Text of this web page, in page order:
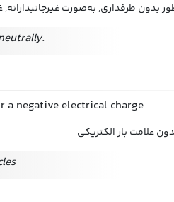
بدون طرفداری, به‌صورت
negative electrical charge
علامت بار الکتریکی